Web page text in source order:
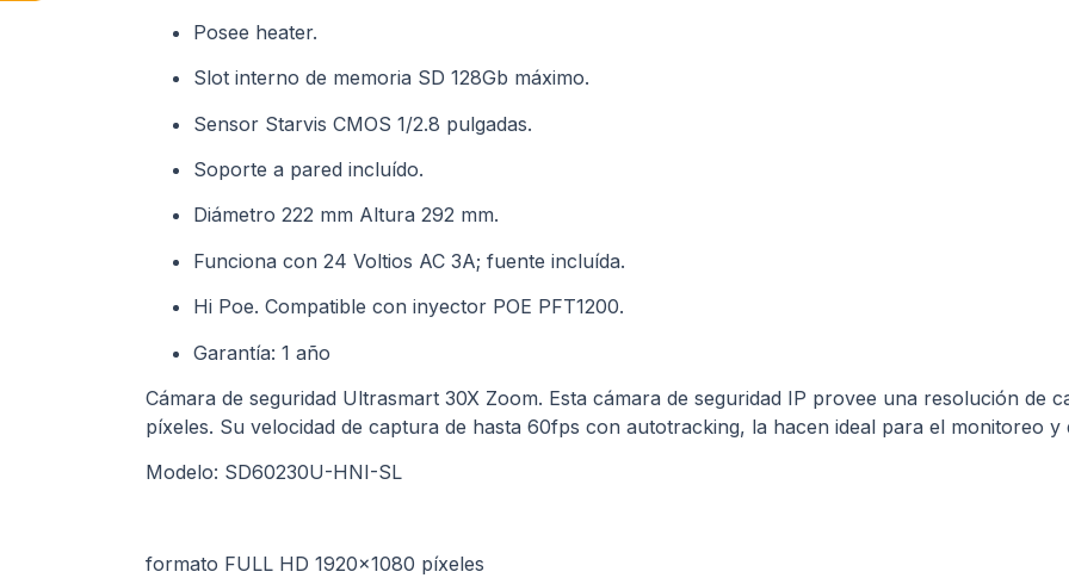
Posee heater.
Slot interno de memoria SD 128Gb máximo.
Sensor Starvis CMOS 1/2.8 pulgadas.
Soporte a pared incluído.
Diámetro 222 mm Altura 292 mm.
Funciona con 24 Voltios AC 3A; fuente incluída.
Hi Poe. Compatible con inyector POE PFT1200.
Garantía: 1 año
Cámara de seguridad Ultrasmart 30X Zoom. Esta cámara de seguridad IP provee una resolución de
píxeles. Su velocidad de captura de hasta 60fps con autotracking, la hacen ideal para el monitoreo y
Modelo: SD60230U-HNI-SL
formato FULL HD 1920×1080 píxeles